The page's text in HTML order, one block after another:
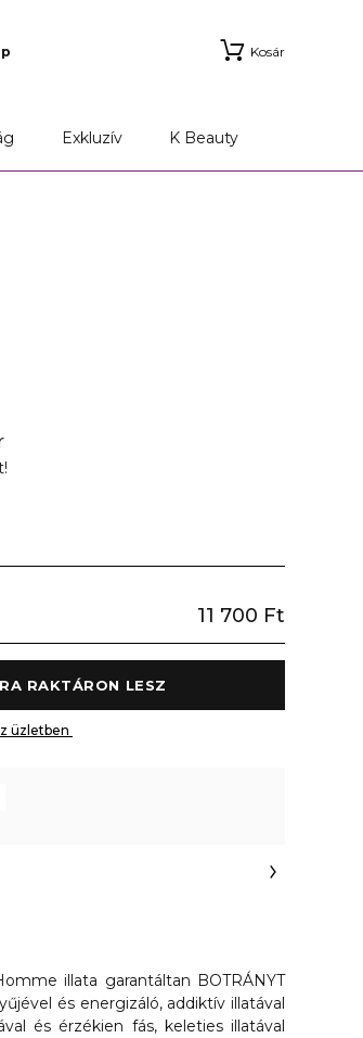
Kosár
Exkluzív K Beauty
11 700 Ft
illata garantáltan BOTRÁNYT
és energizáló, addiktív illatával
és érzékien fás, keleties illatával